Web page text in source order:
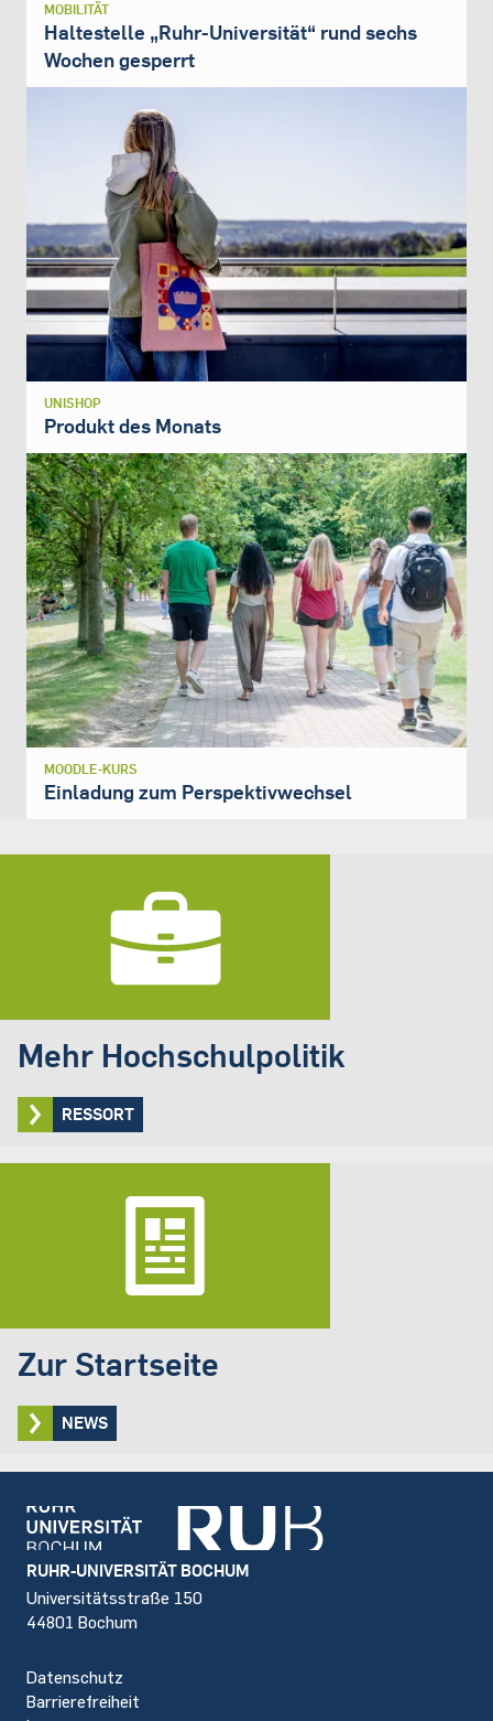
MOBILITÄT
Haltestelle „Ruhr-Universität“ rund sechs
Wochen gesperrt
UNISHOP
Produkt des Monats
MOODLE-KURS
Einladung zum Perspektivwechsel
Mehr Hochschulpolitik
RESSORT
Zur Startseite
NEWS
Footer
RUHR-UNIVERSITÄT BOCHUM
Universitätsstraße 150
44801 Bochum
Datenschutz
Barrierefreiheit